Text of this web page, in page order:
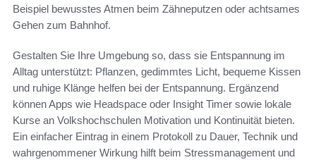
Beispiel bewusstes Atmen beim Zähneputzen oder achtsames
Gehen zum Bahnhof.
Gestalten Sie Ihre Umgebung so, dass sie Entspannung im
Alltag unterstützt: Pflanzen, gedimmtes Licht, bequeme Kissen
und ruhige Klänge helfen bei der Entspannung. Ergänzend
können Apps wie Headspace oder Insight Timer sowie lokale
Kurse an Volkshochschulen Motivation und Kontinuität bieten.
Ein einfacher Eintrag in einem Protokoll zu Dauer, Technik und
wahrgenommener Wirkung hilft beim Stressmanagement und